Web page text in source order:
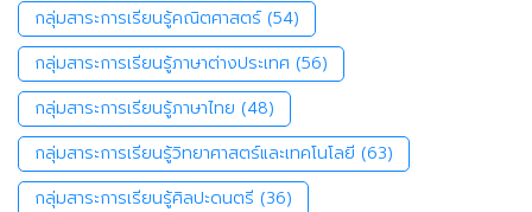
กลุ่มสาระการเรียนรู้คณิตศาสตร์ (54)
กลุ่มสาระการเรียนรู้ภาษาต่างประเทศ (56)
กลุ่มสาระการเรียนรู้ภาษาไทย (48)
กลุ่มสาระการเรียนรู้วิทยาศาสตร์และเทคโนโลยี (63)
กลุ่มสาระการเรียนรู้ศิลปะดนตรี (36)